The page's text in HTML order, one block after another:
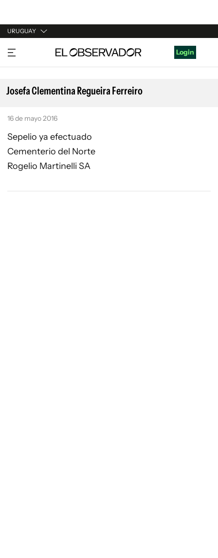
URUGUAY
URUGUAY
ARGENTINA
ESPAÑA
Login
Josefa Clementina Regueira Ferreiro
16 de mayo 2016
Sepelio ya efectuado
Cementerio del Norte
Rogelio Martinelli SA